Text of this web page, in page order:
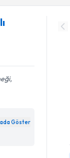
Göster